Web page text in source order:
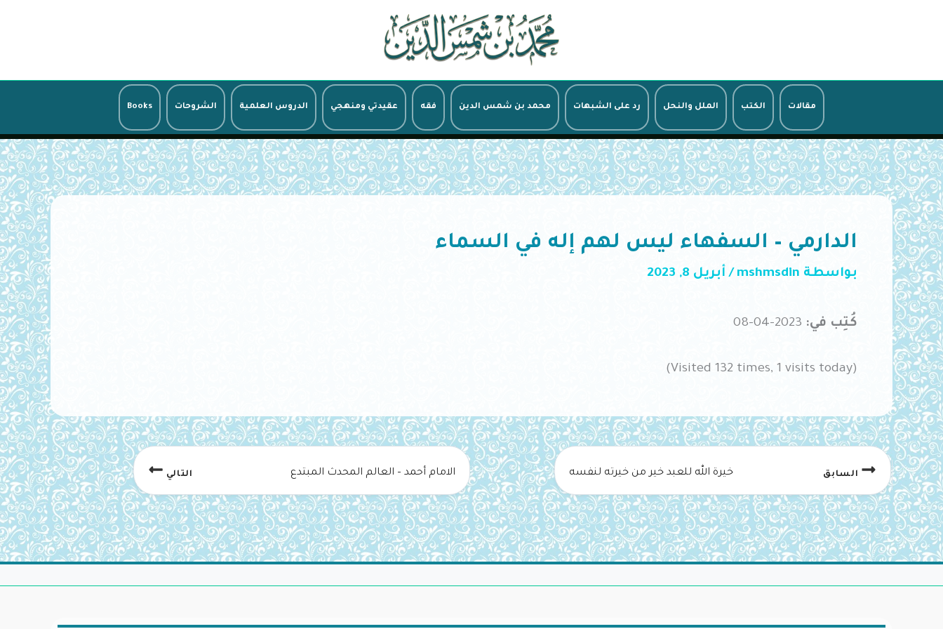
مقالات الكتب الملل والنحل رد على الشبهات محمد بن شمس الدين فقه عقيدتي ومنهجي الدروس العلمية الشروحات Books
الدارمي – السفهاء ليس لهم إله في السماء
بواسطة mshmsdin
/ أبريل 8, 2023
كُتِب في: 2023-04-08
(Visited 132 times, 1 visits today)
السابق خيرة الله للعبد خير من خيرته لنفسه التالي الامام أحمد – العالم المحدث المبتدع